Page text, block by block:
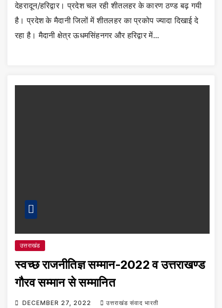
देहरादून/हरिद्वार। प्रदेश चल रही शीतलहर के कारण ठण्ड बढ़ गयी
है। प्रदेश के मैदानी जिलों में शीतलहर का प्रकोप ज्यादा दिखाई दे
रहा है। मैदानी क्षेत्र ऊधमसिंहनगर और हरिद्वार में…
उत्तराखंड
स्वच्छ राजनीतिज्ञ सम्मान-2022 व उत्तराखण्ड
गौरव सम्मान से सम्मानित
DECEMBER 27, 2022 उत्तराखंड संवाद भारती